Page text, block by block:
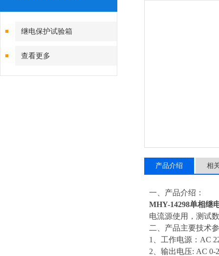
继电保护试验箱
查看更多
产品介绍 相
一、产品介绍：
MHY-14298单相继
电流源使用，测试
二、产品主要技术
1、工作电源：AC
2、输出电压: AC 0-